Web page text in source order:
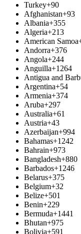
Turkey+90
Afghanistan+93
Albania+355
Algeria+213
American Samoa
Andorra+376
Angola+244
Anguilla+1264
Antigua and
Argentina+54
Armenia+374
Aruba+297
Australia+61
Austria+43
Azerbaijan+994
Bahamas+1242
Bahrain+973
Bangladesh+880
Barbados+1246
Belarus+375
Belgium+32
Belize+501
Benin+229
Bermuda+1441
Bhutan+975
Bolivia+591